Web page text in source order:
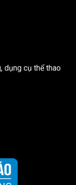
dụng cụ thể thao